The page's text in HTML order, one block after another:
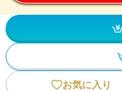
お気に入り